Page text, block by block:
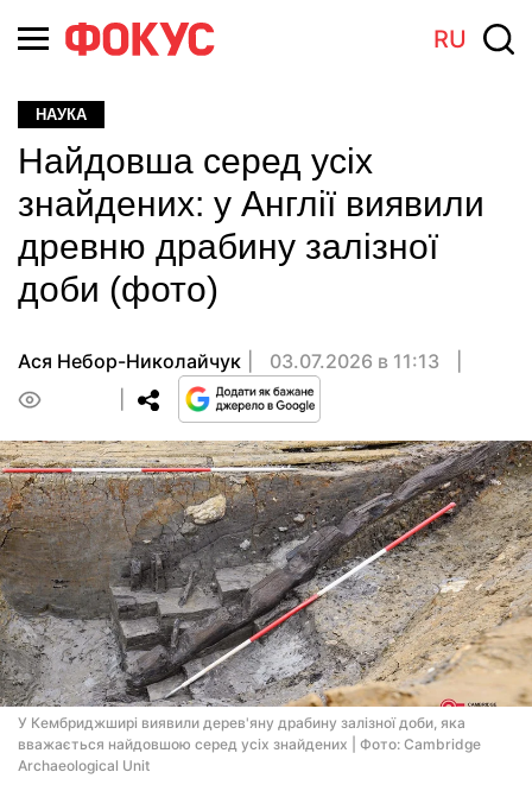
RU
НАУКА
Найдовша серед усіх
знайдених: у Англії виявили
древню драбину залізної
доби (фото)
Ася Небор-Николайчук
03.07.2026 в 11:13
У Кембриджширі виявили дерев'яну драбину залізної доби, яка
вважається найдовшою серед усіх знайдених | Фото: Cambridge
Archaeological Unit